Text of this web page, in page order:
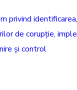
privind
de corupție,
și control